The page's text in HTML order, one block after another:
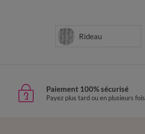
Rideau
Paiement 100% sécurisé
Payez plus tard ou en plusieurs fois